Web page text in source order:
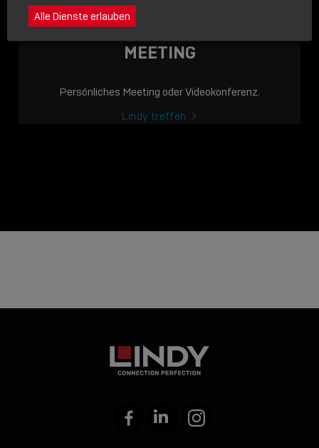
JETZT ONLINE
VERFÜGBAR: DIE
LINDY ACADEMY –
WISSEN, DASMEETING
Persönliches Meeting oder Videokonferenz.
Lindy treffen
FacebookLinkedIn Instagram
Alle Dienste erlauben